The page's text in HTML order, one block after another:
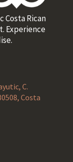
Rican
Experience
C.
Costa